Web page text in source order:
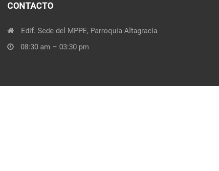
CONTACTO
Edif. Sede del MPPE, Parroquia Altagracia
08:30 am – 03:30 pm